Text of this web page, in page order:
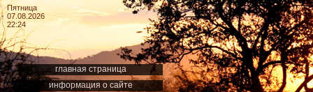
Пятница
07.08.2026
22:24
главная страница
информация о сайте